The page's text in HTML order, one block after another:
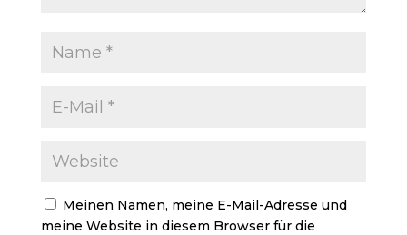
Meinen Namen, meine E-Mail-Adresse und
meine Website in diesem Browser für die